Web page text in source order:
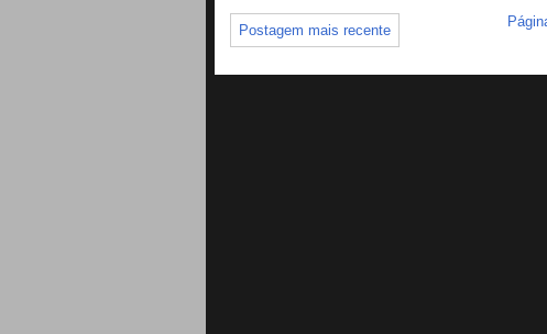
Postagem mais recente